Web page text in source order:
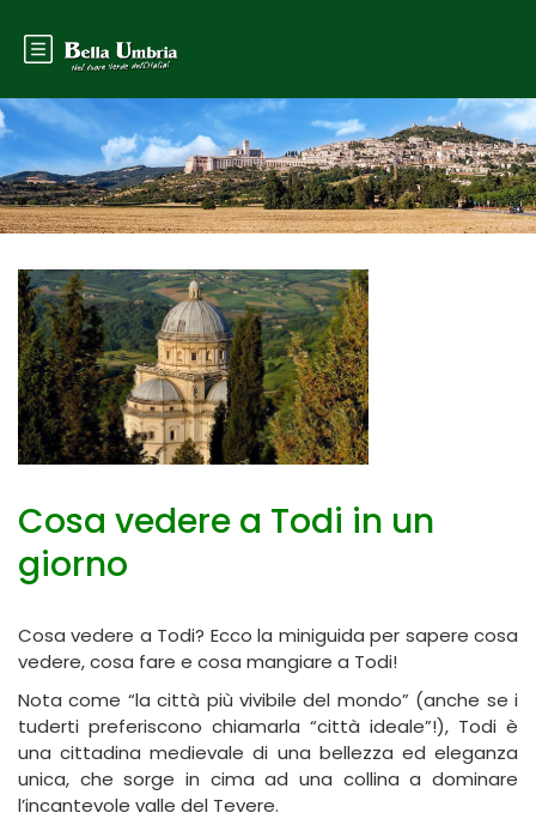
Cosa vedere a Todi in un
giorno
Cosa vedere a Todi? Ecco la miniguida per sapere cosa
vedere, cosa fare e cosa mangiare a Todi!
Nota come “la città più vivibile del mondo” (anche se i
tuderti preferiscono chiamarla “città ideale”!), Todi è
una cittadina medievale di una bellezza ed eleganza
unica, che sorge in cima ad una collina a dominare
l’incantevole valle del Tevere.